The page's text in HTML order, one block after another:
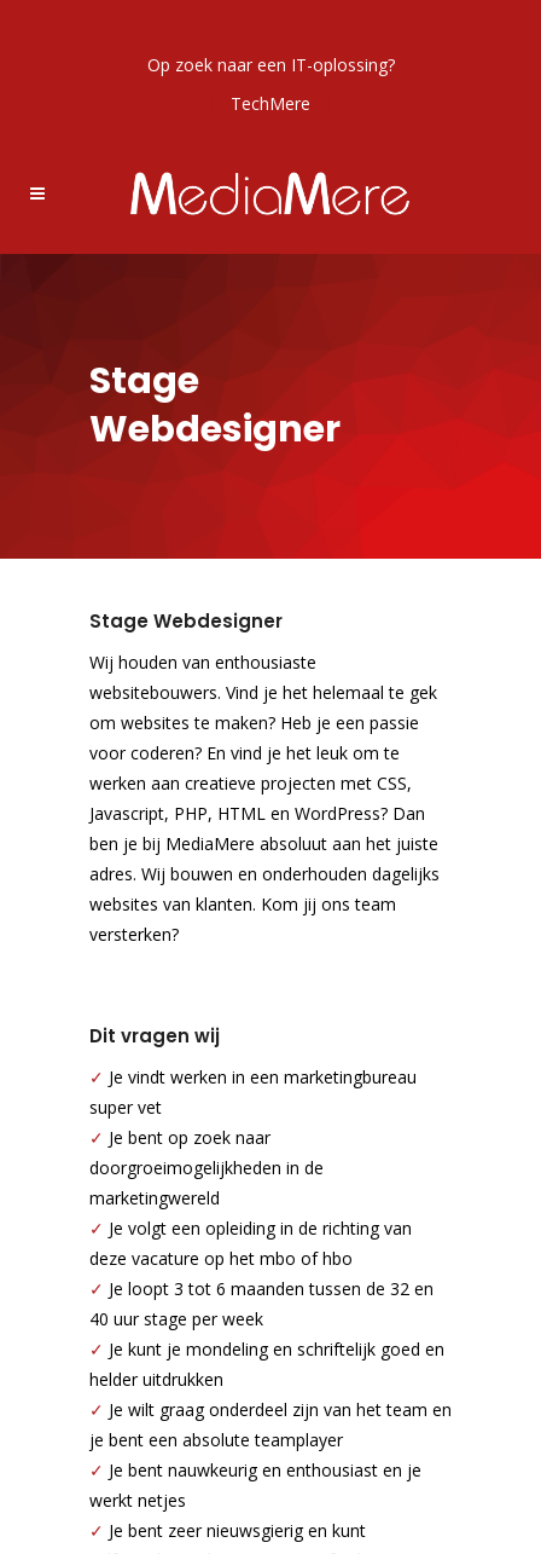
Op zoek naar een IT-oplossing?
TechMere
Stage
Webdesigner
Stage Webdesigner
Wij houden van enthousiaste
websitebouwers. Vind je het helemaal te gek
om websites te maken? Heb je een passie
voor coderen? En vind je het leuk om te
werken aan creatieve projecten met CSS,
Javascript, PHP, HTML en WordPress? Dan
ben je bij MediaMere absoluut aan het juiste
adres. Wij bouwen en onderhouden dagelijks
websites van klanten. Kom jij ons team
versterken?
Dit vragen wij
✓ Je vindt werken in een marketingbureau
super vet
✓ Je bent op zoek naar
doorgroeimogelijkheden in de
marketingwereld
✓ Je volgt een opleiding in de richting van
deze vacature op het mbo of hbo
✓ Je loopt 3 tot 6 maanden tussen de 32 en
40 uur stage per week
✓ Je kunt je mondeling en schriftelijk goed en
helder uitdrukken
✓ Je wilt graag onderdeel zijn van het team en
je bent een absolute teamplayer
✓ Je bent nauwkeurig en enthousiast en je
werkt netjes
✓ Je bent zeer nieuwsgierig en kunt